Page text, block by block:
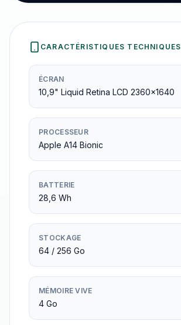
CARACTÉRISTIQUES TECHNIQUES
ÉCRAN
10,9" Liquid Retina LCD 2360×1640
PROCESSEUR
Apple A14 Bionic
BATTERIE
28,6 Wh
STOCKAGE
64 / 256 Go
MÉMOIRE VIVE
4 Go